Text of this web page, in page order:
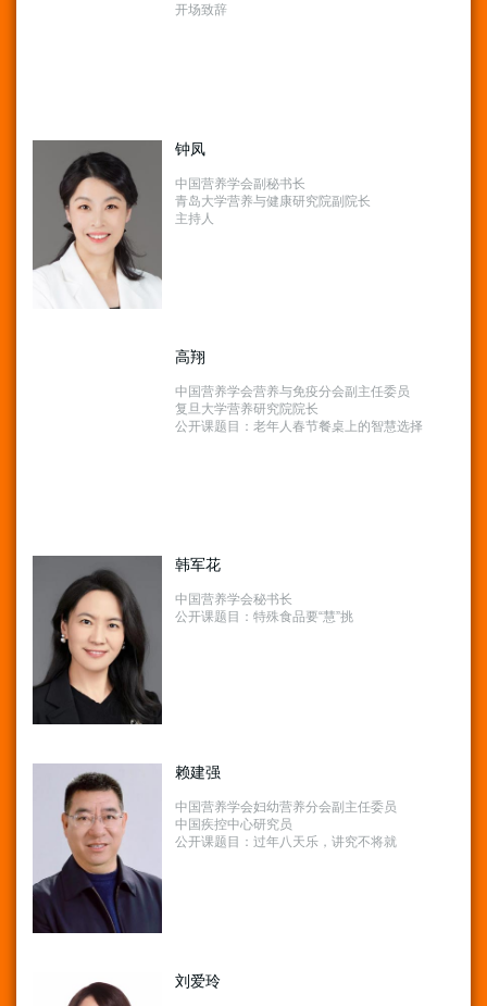
开场致辞
钟凤
中国营养学会副秘书长
青岛大学营养与健康研究院副院长
主持人
高翔
中国营养学会营养与免疫分会副主任委员
复旦大学营养研究院院长
公开课题目：老年人春节餐桌上的智慧选择
韩军花
中国营养学会秘书长
公开课题目：特殊食品要“慧”挑
赖建强
中国营养学会妇幼营养分会副主任委员
中国疾控中心研究员
公开课题目：过年八天乐，讲究不将就
刘爱玲